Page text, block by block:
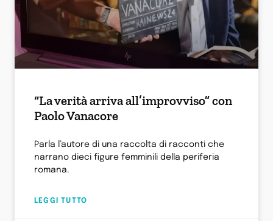
“La verità arriva all’improvviso” con
Paolo Vanacore
Parla l’autore di una raccolta di racconti che
narrano dieci figure femminili della periferia
romana.
LEGGI TUTTO